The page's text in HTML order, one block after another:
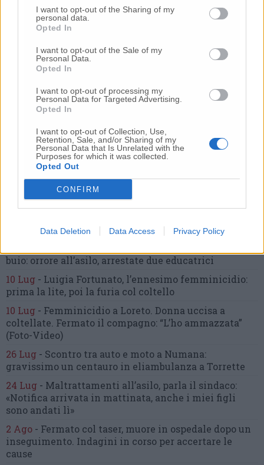
I want to opt-out of the Sharing of my
personal data.
Opted In
I want to opt-out of the Sale of my
Personal Data.
Opted In
I want to opt-out of processing my
Personal Data for Targeted Advertising.
Opted In
I want to opt-out of Collection, Use,
Retention, Sale, and/or Sharing of my
Personal Data that Is Unrelated with the
Purposes for which it was collected.
Opted Out
CONFIRM
Data Deletion Data Access Privacy Policy
Commenti
Commenta
Commenta l'articolo
Gli articoli più letti
buio: orrore all’asilo, arrestate due educatrici
10 Lug - Luigia Fortunato, l’ennesimo femminicidio:
prima la lite, poi la furia col coltello
10 Lug - Femminicidio a Loreto. Donna uccisa a
coltellate. Fermato il compagno: “L’ho ammazzata”
(Foto-Video)
26 Lug - Scontro tra auto e moto a Numana:
gravissimo un centauro in eliambulanza a Torrette
24 Lug - Maltrattamenti all’asilo, parla il sindaco:
«Notifica arrivata in mattinata, anche i miei figli
sono andati lì»
2 Ago - Fermato col taser, muore in ospedale dopo un
inseguimento. Indagini in corso per accertare le
cause